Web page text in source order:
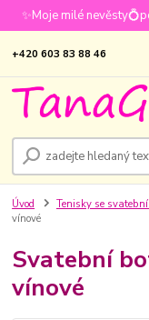
✨Moje milé
+420 603 83 88 46
Úvod Tenisky se
vínové
Svatební
vínové